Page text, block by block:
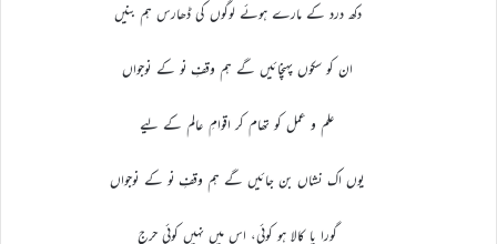
دکھ درد کے مارے ہوئے لوگوں کی ڈھارس ہم بنیں
ان کو سکوں پہنچائیں گے ہم وقفِ نو کے نوجواں
علم و عمل کو تھام کر اقوامِ عالم کے لیے
یوں اک نشاں بن جائیں گے ہم وقفِ نو کے نوجواں
گورا یا کالا ہو کوئی، اس میں نہیں کوئی حرج